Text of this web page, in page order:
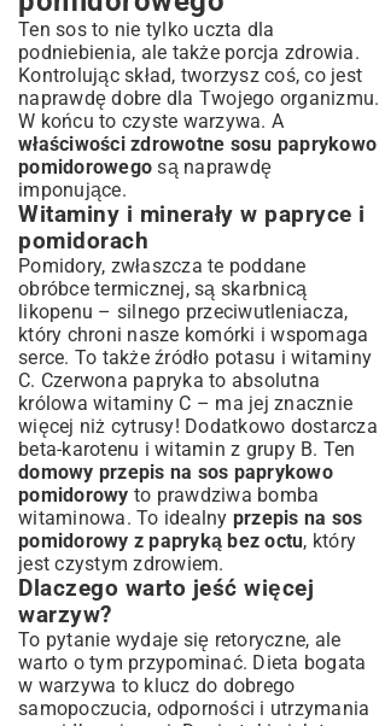
Ten sos to nie tylko uczta dla
podniebienia, ale także porcja zdrowia.
Kontrolując skład, tworzysz coś, co jest
naprawdę dobre dla Twojego organizmu.
W końcu to czyste warzywa. A
właściwości zdrowotne sosu paprykowo
pomidorowego są naprawdę
imponujące.
Witaminy i minerały w papryce i
pomidorach
Pomidory, zwłaszcza te poddane
obróbce termicznej, są skarbnicą
likopenu – silnego przeciwutleniacza,
który chroni nasze komórki i wspomaga
serce. To także źródło potasu i witaminy
C. Czerwona papryka to absolutna
królowa witaminy C – ma jej znacznie
więcej niż cytrusy! Dodatkowo dostarcza
beta-karotenu i witamin z grupy B. Ten
domowy przepis na sos paprykowo
pomidorowy to prawdziwa bomba
witaminowa. To idealny przepis na sos
pomidorowy z papryką bez octu, który
jest czystym zdrowiem.
Dlaczego warto jeść więcej
warzyw?
To pytanie wydaje się retoryczne, ale
warto o tym przypominać. Dieta bogata
w warzywa to klucz do dobrego
samopoczucia, odporności i utrzymania